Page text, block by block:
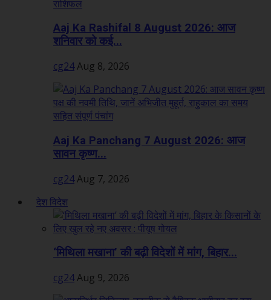
Aaj Ka Rashifal 8 August 2026: आज
शनिवार को कई...
cg24Aug 8, 2026
Aaj Ka Panchang 7 August 2026: आज
सावन कृष्ण...
cg24Aug 7, 2026
देश विदेश
‘मिथिला मखाना’ की बढ़ी विदेशों में मांग, बिहार...
cg24Aug 9, 2026